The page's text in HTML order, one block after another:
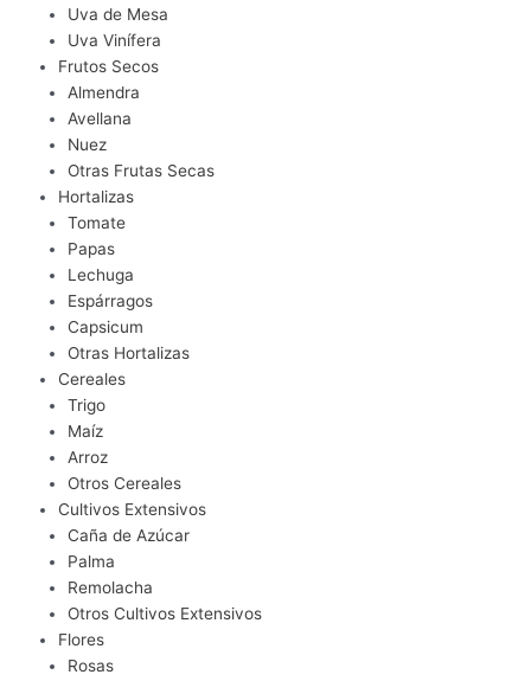
Uva de Mesa
Uva Vinífera
Frutos Secos
Almendra
Avellana
Nuez
Otras Frutas Secas
Hortalizas
Tomate
Papas
Lechuga
Espárragos
Capsicum
Otras Hortalizas
Cereales
Trigo
Maíz
Arroz
Otros Cereales
Cultivos Extensivos
Caña de Azúcar
Palma
Remolacha
Otros Cultivos Extensivos
Flores
Rosas